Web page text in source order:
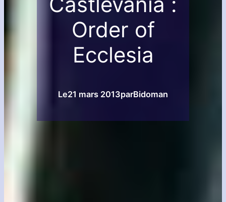
Order of
Ecclesia
Le21 mars 2013parBidoman